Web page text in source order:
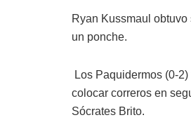
Ryan Kussmaul
un ponche.
Los Paquidermos (0-
colocar correros en
Sócrates Brito.